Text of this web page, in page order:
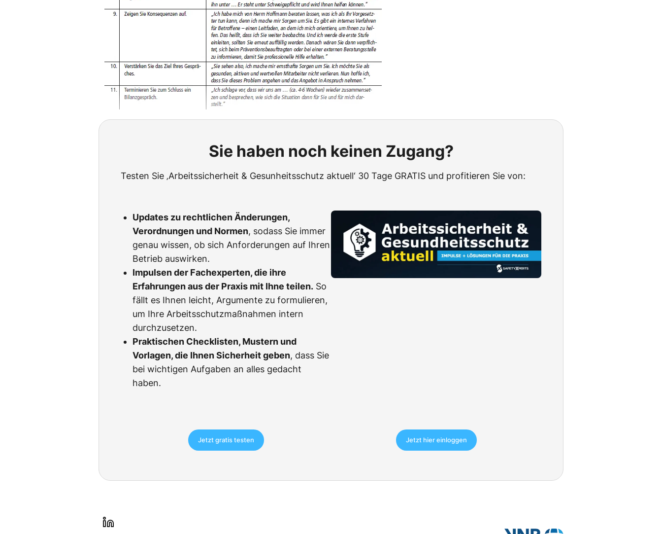
Sie haben noch keinen Zugang?
Testen Sie ‚Arbeitssicherheit & Gesunheitsschutz aktuell‘ 30 Tage GRATIS und profitieren Sie von:
Updates zu rechtlichen Änderungen,
Verordnungen und Normen, sodass Sie immer
genau wissen, ob sich Anforderungen auf Ihren
Betrieb auswirken.
Impulsen der Fachexperten, die ihre
Erfahrungen aus der Praxis mit Ihne teilen. So
fällt es Ihnen leicht, Argumente zu formulieren,
um Ihre Arbeitsschutzmaßnahmen intern
durchzusetzen.
Praktischen Checklisten, Mustern und
Vorlagen, die Ihnen Sicherheit geben, dass Sie
bei wichtigen Aufgaben an alles gedacht
haben.
Jetzt gratis testen Jetzt hier einloggen